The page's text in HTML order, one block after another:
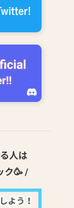
人は
ク🥳 /